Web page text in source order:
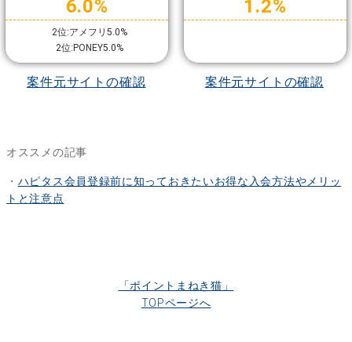
6.0%
2位:アメフリ5.0%
2位:PONEY5.0%
案件元サイトの確認
1.2%
案件元サイトの確認
オススメの記事
・ ハピタス会員登録前に知っておきたいお得な入会方法やメリッ
トと注意点
「ポイントまねき猫」
TOPページへ